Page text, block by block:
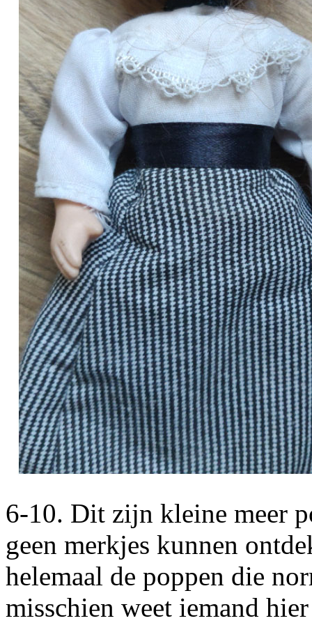
6-10. Dit zijn kleine meer
geen merkjes kunnen
helemaal de poppen die
misschien weet iemand